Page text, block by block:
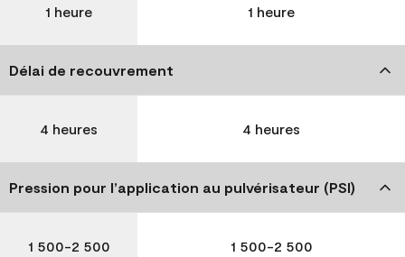
1 heure 1 heure
Délai de recouvrement
4 heures 4 heures
Pression pour l’application au pulvérisateur (PSI)
1 500-2 500 1 500-2 500